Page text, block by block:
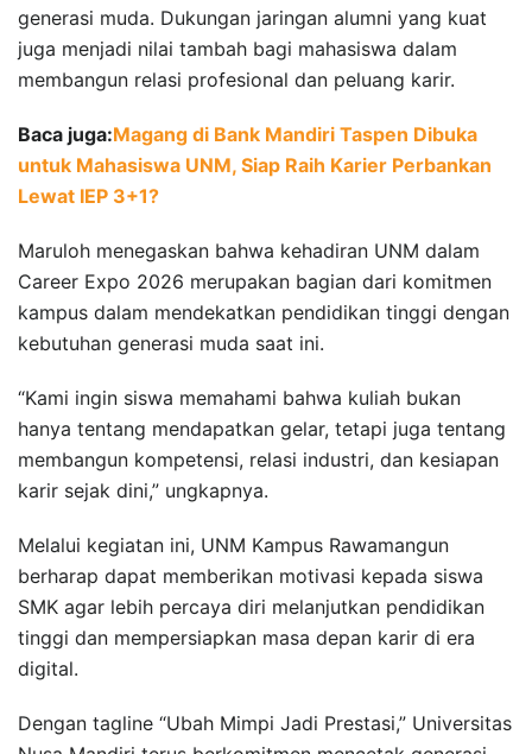
generasi muda. Dukungan jaringan alumni yang kuat
juga menjadi nilai tambah bagi mahasiswa dalam
membangun relasi profesional dan peluang karir.
Baca juga:Magang di Bank Mandiri Taspen Dibuka
untuk Mahasiswa UNM, Siap Raih Karier Perbankan
Lewat IEP 3+1?
Maruloh menegaskan bahwa kehadiran UNM dalam
Career Expo 2026 merupakan bagian dari komitmen
kampus dalam mendekatkan pendidikan tinggi dengan
kebutuhan generasi muda saat ini.
“Kami ingin siswa memahami bahwa kuliah bukan
hanya tentang mendapatkan gelar, tetapi juga tentang
membangun kompetensi, relasi industri, dan kesiapan
karir sejak dini,” ungkapnya.
Melalui kegiatan ini, UNM Kampus Rawamangun
berharap dapat memberikan motivasi kepada siswa
SMK agar lebih percaya diri melanjutkan pendidikan
tinggi dan mempersiapkan masa depan karir di era
digital.
Dengan tagline “Ubah Mimpi Jadi Prestasi,” Universitas